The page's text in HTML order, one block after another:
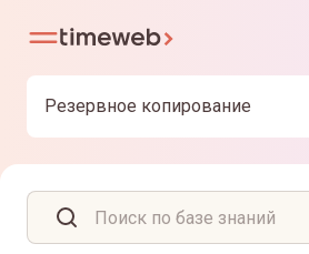
Резервное копирование